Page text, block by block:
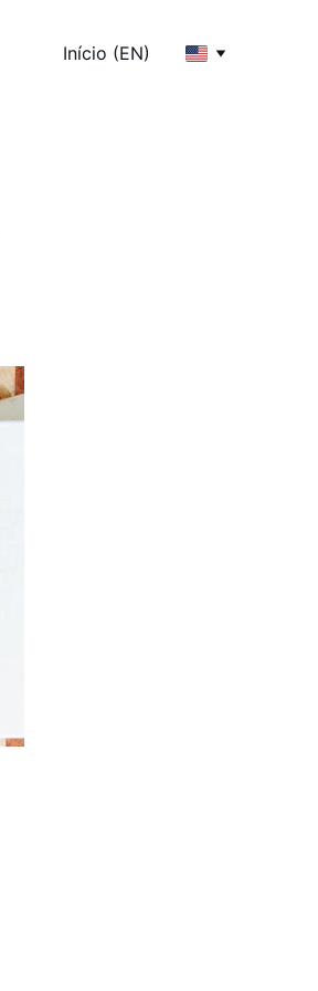
Início (EN)